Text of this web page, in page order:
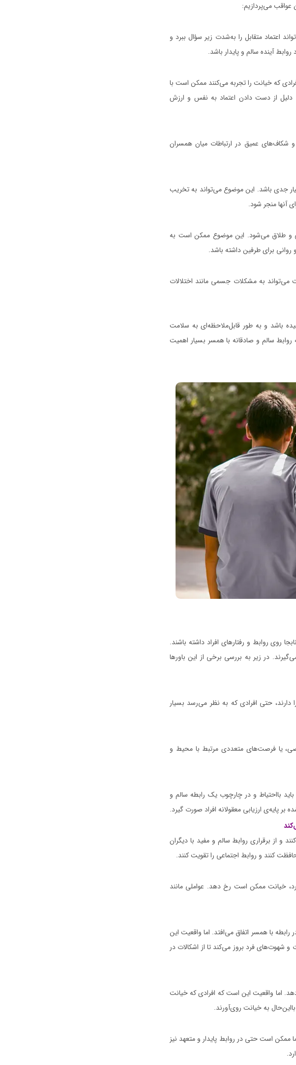
عواقب می‌پردازیم:
اعتماد متقابل را به‌شدت زیر سؤال ببرد و
آینده سالم و پایدار باشد.
که خیانت را تجربه می‌کنند ممکن است با
دلیل از دست دادن اعتماد به نفس و ارزش
شکاف‌های عمیق در ارتباطات میان همسران
جدی باشد. این موضوع می‌تواند به تخریب
آنها منجر شود.
و طلاق می‌شود. این موضوع ممکن است به
برای طرفین داشته باشد.
می‌تواند به مشکلات جسمی مانند اختلالات
باشد و به طور قابل‌ملاحظه‌ای به سلامت
سالم و صادقانه با همسر بسیار اهمیت
روی روابط و رفتارهای افراد داشته باشند.
در زیر به بررسی برخی از این باورها
حتی افرادی که به نظر می‌رسد بسیار
یا فرصت‌های متعددی مرتبط با محیط و
باید بااحتیاط و در چارچوب یک رابطه سالم و
بر پایه‌ی ارزیابی معقولانه افراد صورت گیرد.
و از برقراری روابط سالم و مفید با دیگران
کنند و روابط اجتماعی را تقویت کنند.
خیانت ممکن است رخ دهد. عواملی مانند
با همسر اتفاق می‌افتد. اما واقعیت این
شهوت‌های فرد بروز می‌کند تا از اشکالات در
اما واقعیت این است که افرادی که خیانت
به خیانت روی‌آورند.
ممکن است حتی در روابط پایدار و متعهد نیز